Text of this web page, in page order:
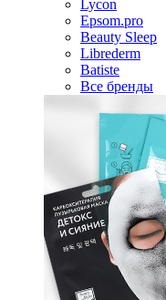
Lycon
Epsom.pro
Beauty Sleep
Librederm
Batiste
Все бренды